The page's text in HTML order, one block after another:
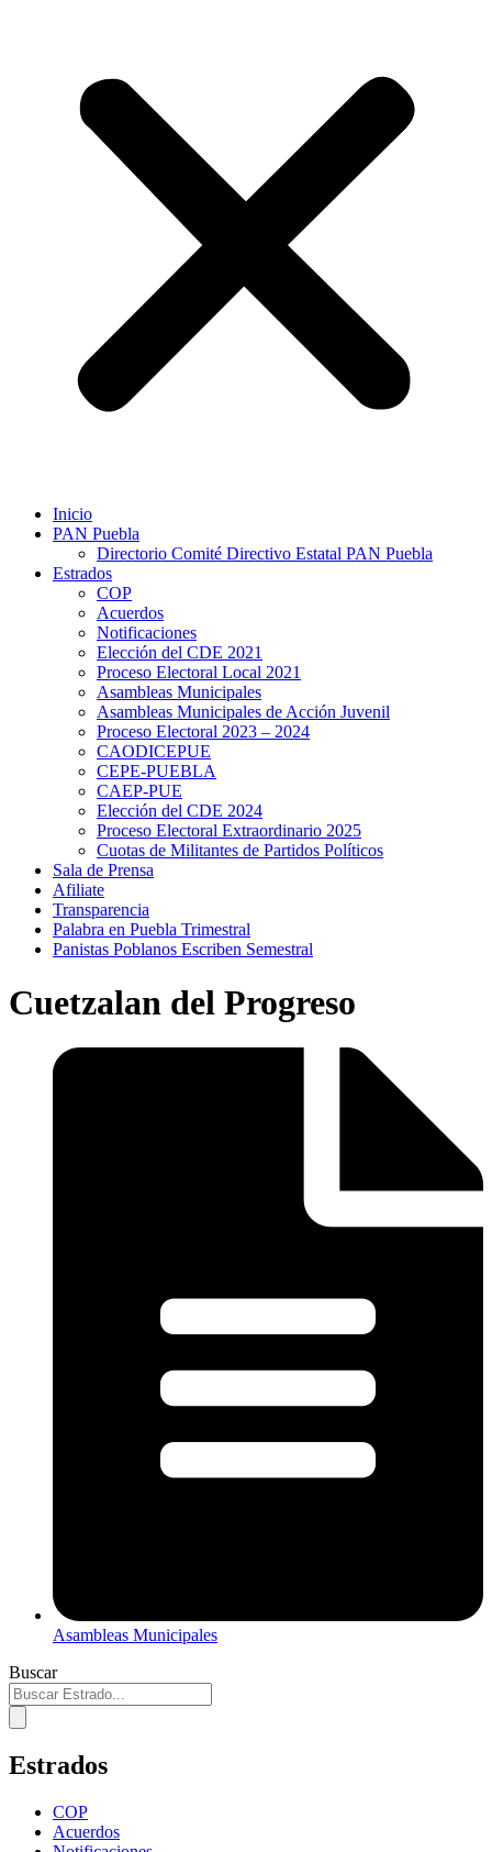
Inicio
PAN Puebla
Directorio Comité Directivo Estatal PAN Puebla
Estrados
COP
Acuerdos
Notificaciones
Elección del CDE 2021
Proceso Electoral Local 2021
Asambleas Municipales
Asambleas Municipales de Acción Juvenil
Proceso Electoral 2023 – 2024
CAODICEPUE
CEPE-PUEBLA
CAEP-PUE
Elección del CDE 2024
Proceso Electoral Extraordinario 2025
Cuotas de Militantes de Partidos Políticos
Sala de Prensa
Afiliate
Transparencia
Palabra en Puebla Trimestral
Panistas Poblanos Escriben Semestral
Cuetzalan del Progreso
Asambleas Municipales
Buscar
Estrados
COP
Acuerdos